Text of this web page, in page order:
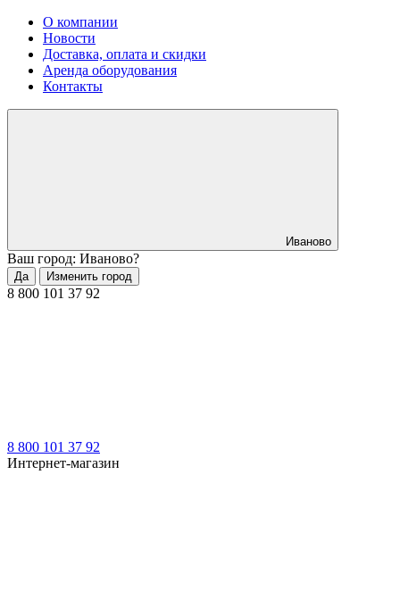
О компании
Новости
Доставка, оплата и скидки
Аренда оборудования
Контакты
Иваново
Ваш город: Иваново?
Да Изменить город
8 800 101 37 92
8 800 101 37 92
Интернет-магазин